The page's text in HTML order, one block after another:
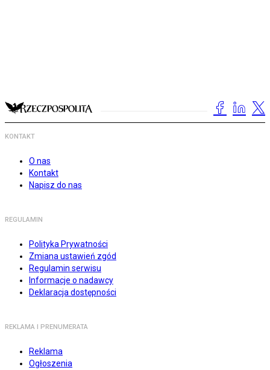
KONTAKT
O nas
Kontakt
Napisz do nas
REGULAMIN
Polityka Prywatności
Zmiana ustawień zgód
Regulamin serwisu
Informacje o nadawcy
Deklaracja dostępności
REKLAMA I PRENUMERATA
Reklama
Ogłoszenia